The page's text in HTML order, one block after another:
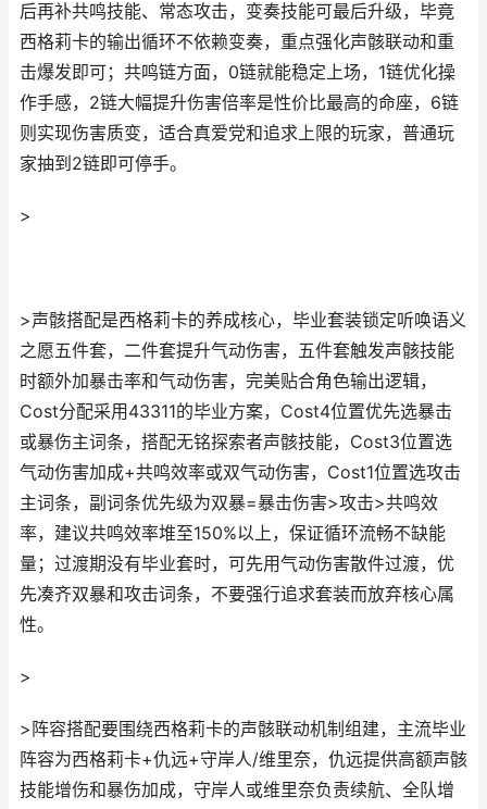
后再补共鸣技能、常态攻击，变奏技能可最后升级，毕竟
西格莉卡的输出循环不依赖变奏，重点强化声骸联动和重
击爆发即可；共鸣链方面，0链就能稳定上场，1链优化操
作手感，2链大幅提升伤害倍率是性价比最高的命座，6链
则实现伤害质变，适合真爱党和追求上限的玩家，普通玩
家抽到2链即可停手。
>
>声骸搭配是西格莉卡的养成核心，毕业套装锁定听唤语义
之愿五件套，二件套提升气动伤害，五件套触发声骸技能
时额外加暴击率和气动伤害，完美贴合角色输出逻辑，
Cost分配采用43311的毕业方案，Cost4位置优先选暴击
或暴伤主词条，搭配无铭探索者声骸技能，Cost3位置选
气动伤害加成+共鸣效率或双气动伤害，Cost1位置选攻击
主词条，副词条优先级为双暴=暴击伤害>攻击>共鸣效
率，建议共鸣效率堆至150%以上，保证循环流畅不缺能
量；过渡期没有毕业套时，可先用气动伤害散件过渡，优
先凑齐双暴和攻击词条，不要强行追求套装而放弃核心属
性。
>
>阵容搭配要围绕西格莉卡的声骸联动机制组建，主流毕业
阵容为西格莉卡+仇远+守岸人/维里奈，仇远提供高额声骸
技能增伤和暴伤加成，守岸人或维里奈负责续航、全队增